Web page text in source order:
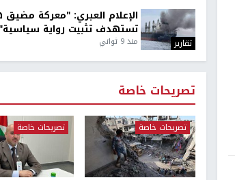
تقارير
الإعلام العبري: "معركة
تستهدف تثبيت رواية سياسية"
منذ 9 ثواني
تصريحات خاصة
تصريحات خاصة تصريحات خاصة